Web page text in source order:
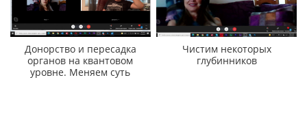
Донорство и пересадка
органов на квантовом
уровне. Меняем суть
Чистим некоторых
глубинников